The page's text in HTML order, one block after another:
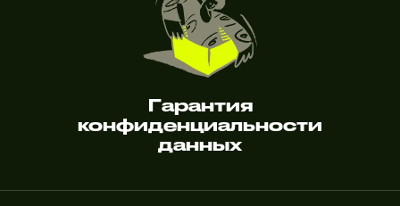
Гарантия
конфиденциальности
данных